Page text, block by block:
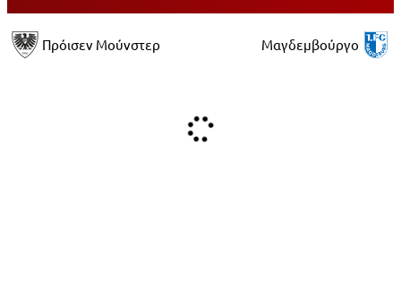
Πρόισεν Μούνστερ Μαγδεμβούργο